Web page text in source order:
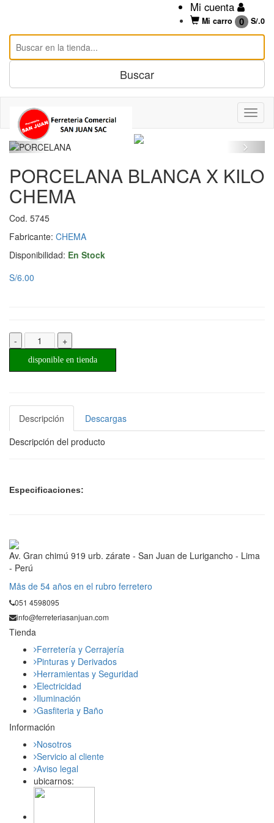
Mi cuenta
Mi carro 0 S/.0
PORCELANA BLANCA X KILO
CHEMA
Cod. 5745
Fabricante: CHEMA
Disponibilidad: En Stock
S/6.00
- +
disponible en tienda
Descripción
Descargas
Descripción del producto
Especificaciones:
Av. Gran chimú 919 urb. zárate - San Juan de Lurigancho - Lima
- Perú
Mås de 54 años en el rubro ferretero
051 4598095
info@ferreteriasanjuan.com
Tienda
Ferretería y Cerrajería
Pinturas y Derivados
Herramientas y Seguridad
Electricidad
Iluminación
Gasfiteria y Baño
Información
Nosotros
Servicio al cliente
Aviso legal
ubicarnos: